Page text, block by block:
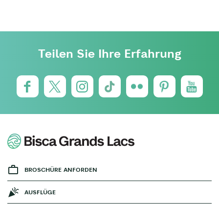
Teilen Sie Ihre Erfahrung
BROSCHÜRE ANFORDEN
AUSFLÜGE